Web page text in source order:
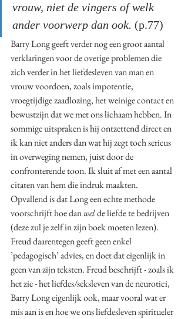
vrouw, niet de vingers of welk
ander voorwerp dan ook. (p.77)
Barry Long geeft verder nog een groot aantal
verklaringen voor de overige problemen die
zich verder in het liefdesleven van man en
vrouw voordoen, zoals impotentie,
vroegtijdige zaadlozing, het weinige contact en
bewustzijn dat we met ons lichaam hebben. In
sommige uitspraken is hij ontzettend direct en
ik kan niet anders dan wat hij zegt toch serieus
in overweging nemen, juist door de
confronterende toon. Ik sluit af met een aantal
citaten van hem die indruk maakten.
Opvallend is dat Long een echte methode
voorschrijft hoe dan wel de liefde te bedrijven
(deze zul je zelf in zijn boek moeten lezen).
Freud daarentegen geeft geen enkel
’pedagogisch’ advies, en doet dat eigenlijk in
geen van zijn teksten. Freud beschrijft - zoals ik
het zie - het liefdes/seksleven van de neurotici,
Barry Long eigenlijk ook, maar vooral wat er
mis aan is en hoe we ons liefdesleven spiritueler